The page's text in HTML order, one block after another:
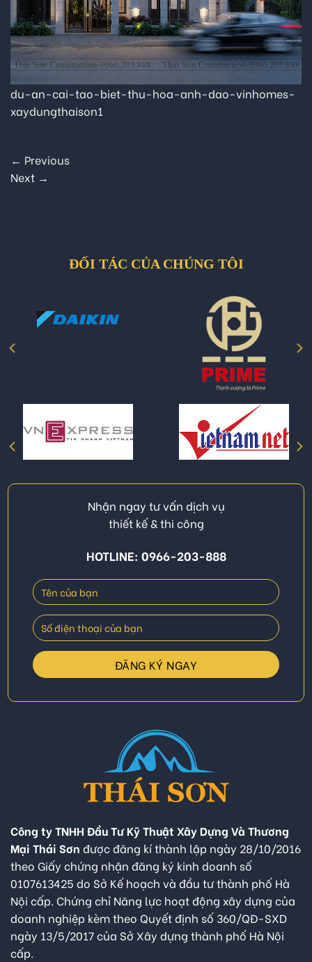
du-an-cai-tao-biet-thu-hoa-anh-dao-vinhomes-
xaydungthaison1
← Previous
Next →
ĐỐI TÁC CỦA CHÚNG TÔI
Nhận ngay tư vấn dịch vụ
thiết kế & thi công
HOTLINE: 0966-203-888
Công ty TNHH Đầu Tư Kỹ Thuật Xây Dựng Và Thương
Mại Thái Sơn được đăng kí thành lập ngày 28/10/2016
theo Giấy chứng nhận đăng ký kinh doanh số
0107613425 do Sở Kế hoạch và đầu tư thành phố Hà
Nội cấp. Chứng chỉ Năng lực hoạt động xây dựng của
doanh nghiệp kèm theo Quyết định số 360/QĐ-SXD
ngày 13/5/2017 của Sở Xây dựng thành phố Hà Nội
cấp.